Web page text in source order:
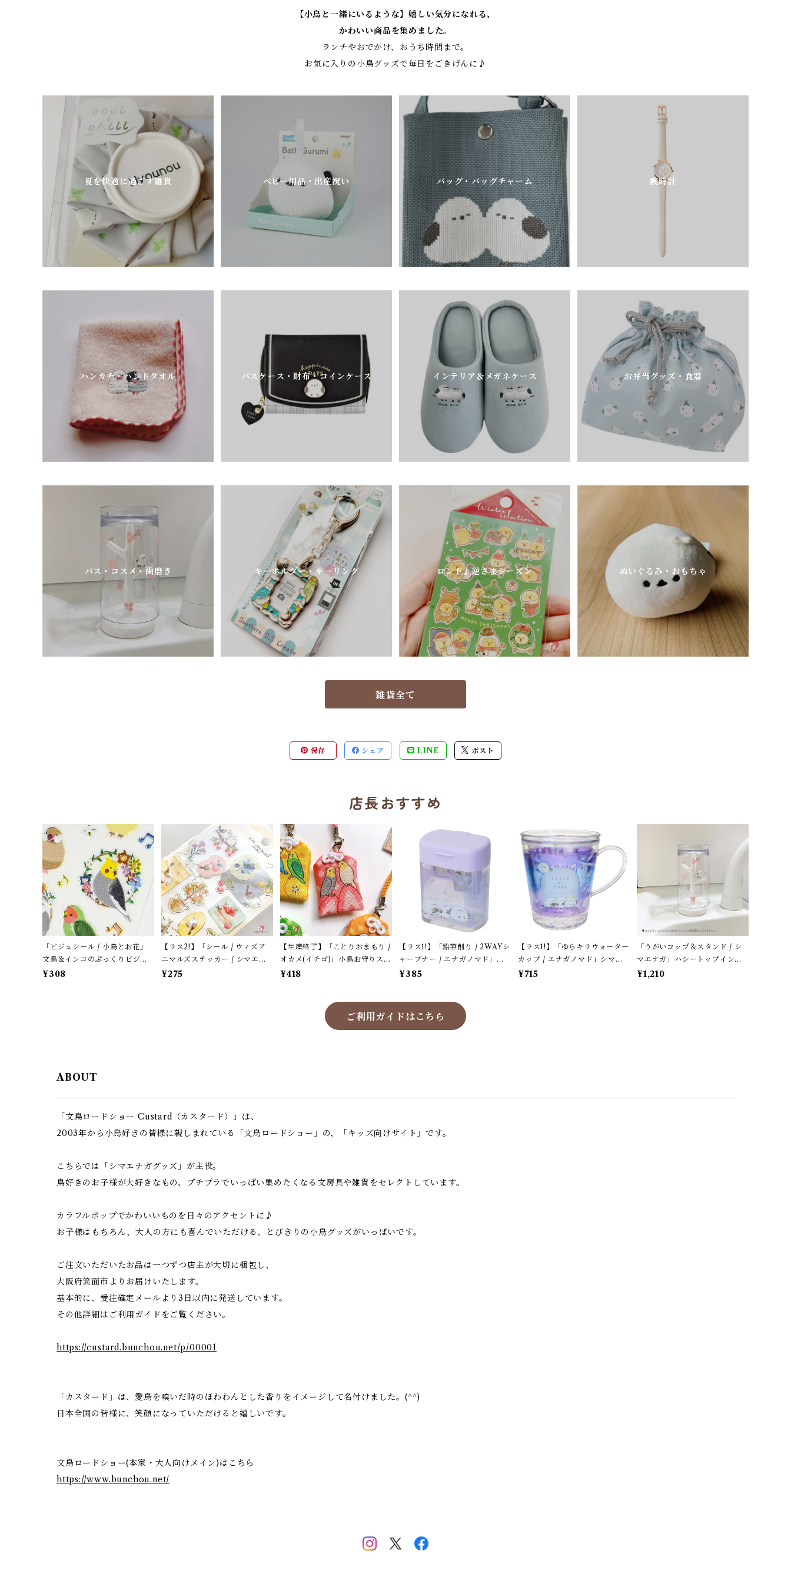
【小鳥と一緒にいるような】嬉しい気分になれる、
かわいい商品を集めました。
ランチやおでかけ、おうち時間まで。
お気に入りの小鳥グッズで毎日をごきげんに♪
夏を快適に過ごす雑貨 ベビー用品・出産祝い バッグ・バッグチャーム 腕時計
ハンカチ・ハンドタオル パスケース・財布・コインケース インテリア＆メガネケース お弁当グッズ・食器
バス・コスメ・歯磨き キーホルダー・キーリング ロンド♪逆さまシーズン ぬいぐるみ・おもちゃ
雑貨全て
保存 シェア LINE ポスト
店長おすすめ
「ビジュシール / 小鳥とお花」
文鳥＆インコのぷっくりビジュ
ー風シール / ツヤツヤ加工 / エ
¥308
【ラス2!】「シール / ウィズア
ニマルズステッカー / シマエナ
ガ 」フルーツ・木の実とシマエ
¥275
【生産終了】「ことりおまもり /
オカメ(イチゴ)」小鳥お守りスト
ラップ / サザンDSクリエイト /
¥418
【ラス1!】「鉛筆削り / 2WAYシ
ャープナー / エナガノマド」シ
マエナガたち / ツイン鉛筆削り /
¥385
【ラス1!】「ゆらキラウォーター
カップ / エナガノマド」シマエ
ナガの歯磨きコップ / クーリア
¥715
「うがいコップ＆スタンド / シ
マエナガ」ハシートップイン＊
ピンク＆ホワイト【大人気・残
¥1,210
ご利用ガイドはこちら
ABOUT
「文鳥ロードショー Custard（カスタード）」は、
2003年から小鳥好きの皆様に親しまれている「文鳥ロードショー」の、「キッズ向けサイト」です。
こちらでは「シマエナガグッズ」が主役。
鳥好きのお子様が大好きなもの、プチプラでいっぱい集めたくなる文房具や雑貨をセレクトしています。
カラフルポップでかわいいものを日々のアクセントに♪
お子様はもちろん、大人の方にも喜んでいただける、とびきりの小鳥グッズがいっぱいです。
ご注文いただいたお品は一つずつ店主が大切に梱包し、
大阪府箕面市よりお届けいたします。
基本的に、受注確定メールより3日以内に発送しています。
その他詳細はご利用ガイドをご覧ください。
https://custard.bunchou.net/p/00001
「カスタード」は、愛鳥を嗅いだ時のほわわんとした香りをイメージして名付けました。(^^)
日本全国の皆様に、笑顔になっていただけると嬉しいです。
文鳥ロードショー(本家・大人向けメイン)はこちら
https://www.bunchou.net/